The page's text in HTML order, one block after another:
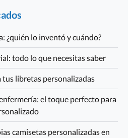
¿quién lo inventó y cuándo?
todo lo que necesitas saber
tus libretas personalizadas
el toque perfecto para
camisetas personalizadas en